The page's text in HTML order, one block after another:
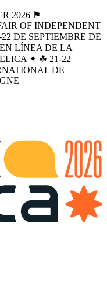
2026 ⚑
OF INDEPENDENT
DE SEPTIEMBRE DE
LÍNEA DE LA
✦ ☘︎ 21-22
DE